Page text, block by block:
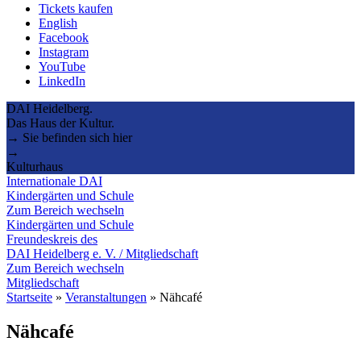
Tickets kaufen
English
Facebook
Instagram
YouTube
LinkedIn
DAI Heidelberg.
Das Haus der Kultur.
→ Sie befinden sich hier
→
Kulturhaus
Internationale DAI
Kindergärten und Schule
Zum Bereich wechseln
Kindergärten und Schule
Freundeskreis des
DAI Heidelberg e. V. / Mitgliedschaft
Zum Bereich wechseln
Mitgliedschaft
Startseite » Veranstaltungen » Nähcafé
Nähcafé